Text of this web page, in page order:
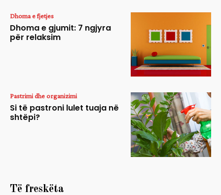
Dhoma e fjetjes
Dhoma e gjumit: 7 ngjyra
për relaksim
Pastrimi dhe organizimi
Si të pastroni lulet tuaja në
shtëpi?
Të freskëta